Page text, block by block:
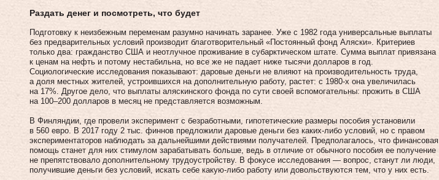
Раздать денег и посмотреть, что будет
Подготовку к неизбежным переменам разумно начинать заранее. Уже с 1982 года универсальные выплаты
без предварительных условий производит благотворительный «Постоянный фонд Аляски». Критериев
только два: гражданство США и неотлучное проживание в субарктическом штате. Сумма выплат привязана
к ценам на нефть и потому нестабильна, но все же не падает ниже тысячи долларов в год.
Социологические исследования показывают: даровые деньги не влияют на производительность труда,
а доля местных жителей, устроившихся на дополнительную работу, растет: с 1980-х она увеличилась
на 17%. Другое дело, что выплаты аляскинского фонда по сути своей вспомогательны: прожить в США
на 100–200 долларов в месяц не представляется возможным.
В Финляндии, где провели эксперимент с безработными, гипотетические размеры пособия установили
в 560 евро. В 2017 году 2 тыс. финнов предложили даровые деньги без каких-либо условий, но с правом
экспериментаторов наблюдать за дальнейшими действиями получателей. Предполагалось, что финансовая
помощь станет для них стимулом зарабатывать больше, ведь в отличие от обычного пособия ее получение
не препятствовало дополнительному трудоустройству. В фокусе исследования — вопрос, станут ли люди,
получившие деньги без условий, искать себе какую-либо работу или довольствуются тем, что у них есть.